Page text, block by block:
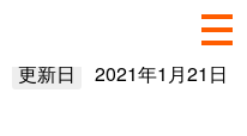
更新日 2021年1月21日